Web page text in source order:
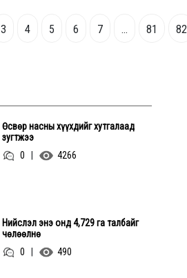
3 4 5 6 7 ... 81 82
Өсвөр насны хүүхдийг хутгалаад
зугтжээ
0
4266
Нийслэл энэ онд 4,729 га талбайг
чөлөөлнө
0
490